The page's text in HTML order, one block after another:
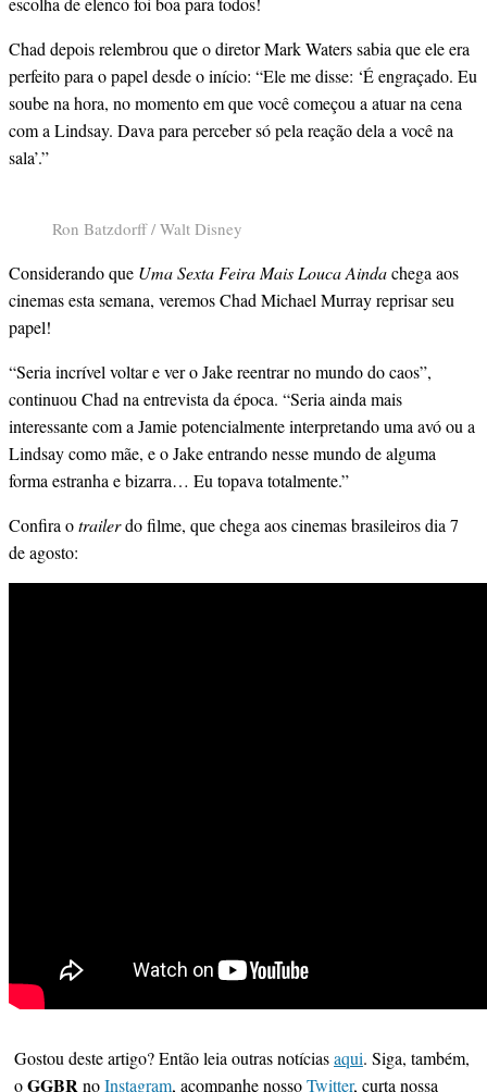
Chad depois relembrou que o diretor Mark Waters sabia que ele era
perfeito para o papel desde o início: “Ele me disse: ‘É engraçado. Eu
soube na hora, no momento em que você começou a atuar na cena
com a Lindsay. Dava para perceber só pela reação dela a você na
sala’.”
Ron Batzdorff / Walt Disney
Considerando que Uma Sexta Feira Mais Louca Aindachega aos
cinemas esta semana, veremos Chad Michael Murray reprisar seu
papel!
“Seria incrível voltar e ver o Jake reentrar no mundo do caos”,
continuou Chad na entrevista da época. “Seria ainda mais
interessante com a Jamie potencialmente interpretando uma avó ou a
Lindsay como mãe, e o Jake entrando nesse mundo de alguma
forma estranha e bizarra… Eu topava totalmente.”
Confira otrailerdo filme, que chega aos cinemas brasileiros dia 7
de agosto:
Gostou deste artigo? Então leia outras notíciasaqui. Siga, também,
oGGBR noInstagram, acompanhe nossoTwitter, curta nossa